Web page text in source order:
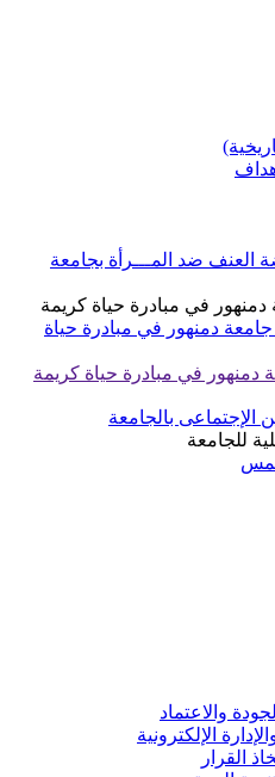
العنف ضد المـــرأة بجامعة
في مبادرة حياة كريمة
دمنهور في مبادرة حياة
دمنهور في مبادرة حياة كريمة
الإجتماعى بالجامعة
للجامعة
والاعتماد
الإلكترونية
القرار